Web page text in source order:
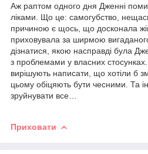
Аж раптом одного дня Дженні
ліками. Що це: самогубство,
причиною є щось, що досконала
приховувала за ширмою
дізнатися, якою насправді була
з проблемами у власних стосунках.
вирішують написати, що хотіли б
цьому обіцяють бути чесними. Та
зруйнувати все…
Приховати